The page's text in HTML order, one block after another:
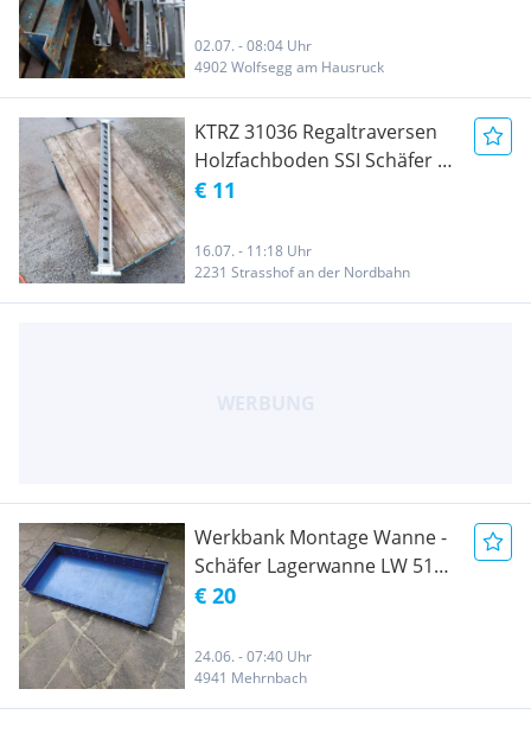
02.07. - 08:04 Uhr
4902 Wolfsegg am Hausruck
KTRZ 31036 Regaltraversen
Holzfachboden SSI Schäfer R
3000 Regal
€ 11
16.07. - 11:18 Uhr
2231 Strasshof an der Nordbahn
Werkbank Montage Wanne -
Schäfer Lagerwanne LW 512 -
Gewächshaus - Anzucht
€ 20
24.06. - 07:40 Uhr
4941 Mehrnbach